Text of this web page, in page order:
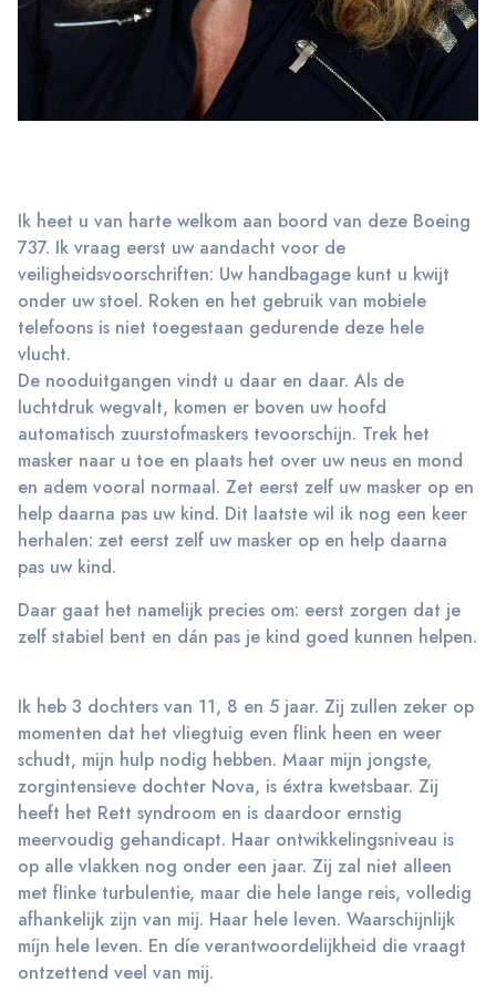
Ik heet u van harte welkom aan boord van deze Boeing
737. Ik vraag eerst uw aandacht voor de
veiligheidsvoorschriften: Uw handbagage kunt u kwijt
onder uw stoel. Roken en het gebruik van mobiele
telefoons is niet toegestaan gedurende deze hele
vlucht.
De nooduitgangen vindt u daar en daar. Als de
luchtdruk wegvalt, komen er boven uw hoofd
automatisch zuurstofmaskers tevoorschijn. Trek het
masker naar u toe en plaats het over uw neus en mond
en adem vooral normaal. Zet eerst zelf uw masker op en
help daarna pas uw kind. Dit laatste wil ik nog een keer
herhalen: zet eerst zelf uw masker op en help daarna
pas uw kind.
Daar gaat het namelijk precies om: eerst zorgen dat je
zelf stabiel bent en dán pas je kind goed kunnen helpen.
Ik heb 3 dochters van 11, 8 en 5 jaar. Zij zullen zeker op
momenten dat het vliegtuig even flink heen en weer
schudt, mijn hulp nodig hebben. Maar mijn jongste,
zorgintensieve dochter Nova, is éxtra kwetsbaar. Zij
heeft het Rett syndroom en is daardoor ernstig
meervoudig gehandicapt. Haar ontwikkelingsniveau is
op alle vlakken nog onder een jaar. Zij zal niet alleen
met flinke turbulentie, maar die hele lange reis, volledig
afhankelijk zijn van mij. Haar hele leven. Waarschijnlijk
míjn hele leven. En díe verantwoordelijkheid die vraagt
ontzettend veel van mij.